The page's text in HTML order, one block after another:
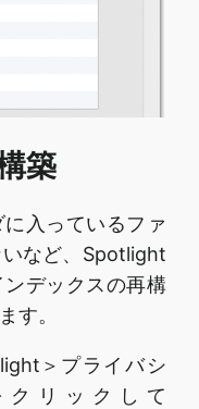
築
入っているファ
など、Spotlight
デックスの再構
す。
＞プライバシ
リックして